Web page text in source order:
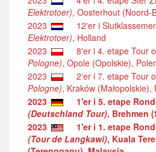
Elektrotoer), Oosterhout (Noord-
2023
12'er i
Elektrotoer), Holland
2023
8'er i 4. etape Tour
Pologne), Opole (Opolskie),
2023
2'er i 7. etape Tour
Pologne), Kraków (Małopolskie),
2023
1'er i 5. etape
(Deutschland Tour), Brehmen
2023
1'er i 1. etape
(Tour de Langkawi), Kuala